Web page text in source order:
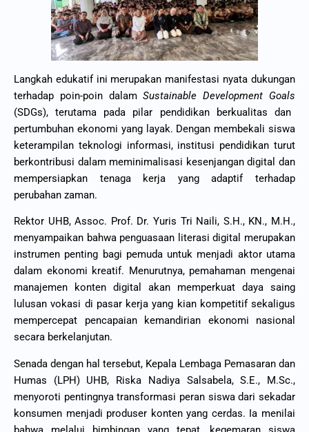
Langkah edukatif ini merupakan manifestasi nyata dukungan
terhadap poin-poin dalamSustainable Development Goals
(SDGs), terutama pada pilar pendidikan berkualitas dan
pertumbuhan ekonomi yang layak. Dengan membekali siswa
keterampilan teknologi informasi, institusi pendidikan turut
berkontribusi dalam meminimalisasi kesenjangan digital dan
mempersiapkan tenaga kerja yang adaptif terhadap
perubahan zaman.
Rektor UHB, Assoc. Prof. Dr. Yuris Tri Naili, S.H., KN., M.H.,
menyampaikan bahwa penguasaan literasi digital merupakan
instrumen penting bagi pemuda untuk menjadi aktor utama
dalam ekonomi kreatif. Menurutnya, pemahaman mengenai
manajemen konten digital akan memperkuat daya saing
lulusan vokasi di pasar kerja yang kian kompetitif sekaligus
mempercepat pencapaian kemandirian ekonomi nasional
secara berkelanjutan.
Senada dengan hal tersebut, Kepala Lembaga Pemasaran dan
Humas (LPH) UHB, Riska Nadiya Salsabela, S.E., M.Sc.,
menyoroti pentingnya transformasi peran siswa dari sekadar
konsumen menjadi produser konten yang cerdas. Ia menilai